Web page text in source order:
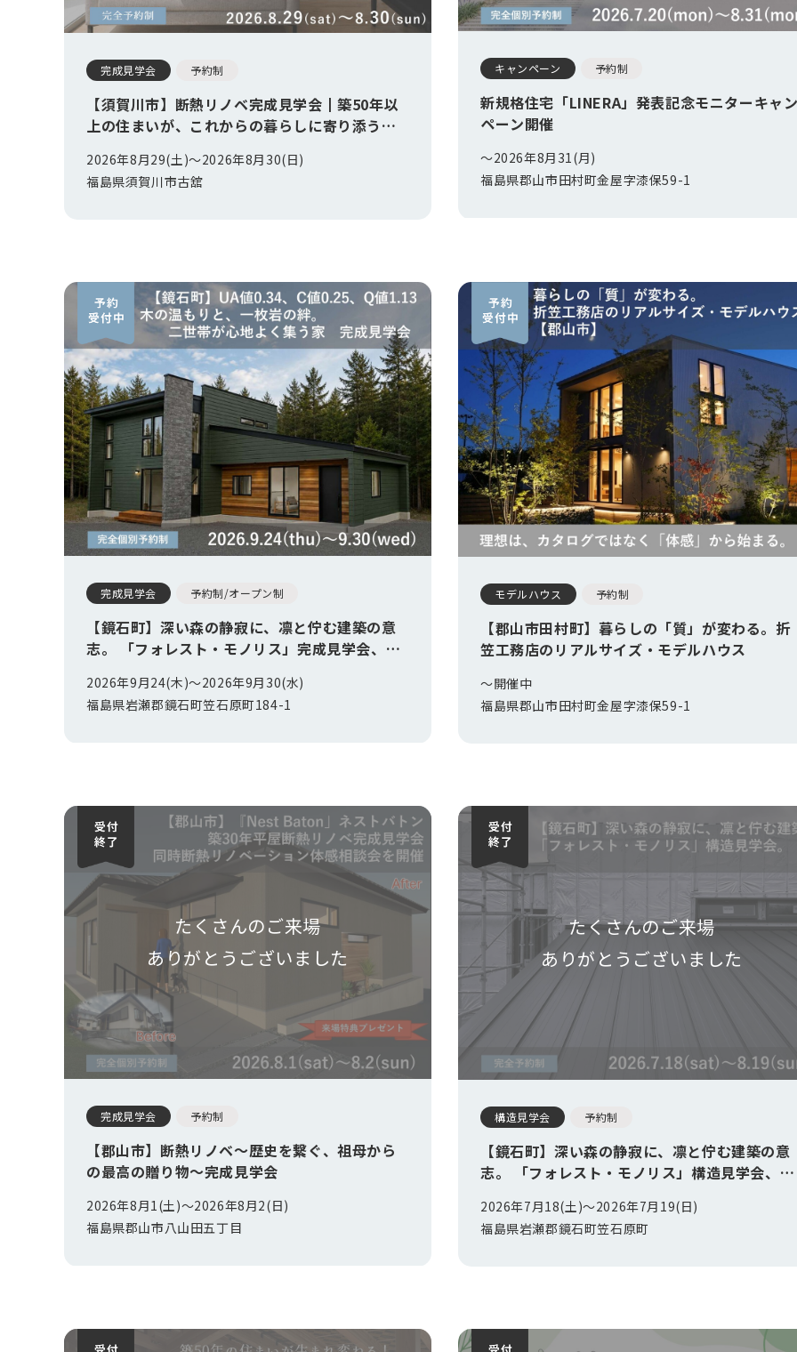
完成見学会 予約制
【須賀川市】断熱リノベ完成見学会┃築50年以
上の住まいが、これからの暮らしに寄り添う住
2026年8月29(土)〜2026年8月30(日)
福島県須賀川市古舘
キャンペーン 予約制
新規格住宅「LINERA」発表記念モニターキャ
ペーン開催
〜2026年8月31(月)
福島県郡山市田村町金屋字漆保59-1
完成見学会 予約制/オープン制
【鏡石町】深い森の静寂に、凛と佇む建築の意
志。 「フォレスト・モノリス」完成見学会、開
2026年9月24(木)〜2026年9月30(水)
福島県岩瀬郡鏡石町笠石原町184-1
モデルハウス 予約制
【郡山市田村町】暮らしの「質」が変わる。折
笠工務店のリアルサイズ・モデルハウス
〜開催中
福島県郡山市田村町金屋字漆保59-1
たくさんのご来場
ありがとうございました
完成見学会 予約制
【郡山市】断熱リノベ～歴史を繋ぐ、祖母から
の最高の贈り物～完成見学会
2026年8月1(土)〜2026年8月2(日)
福島県郡山市八山田五丁目
たくさんのご来場
ありがとうございました
構造見学会 予約制
【鏡石町】深い森の静寂に、凛と佇む建築の意
志。 「フォレスト・モノリス」構造見学会、開
2026年7月18(土)〜2026年7月19(日)
福島県岩瀬郡鏡石町笠石原町